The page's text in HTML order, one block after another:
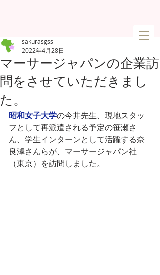
マーサージャパンの企業訪
問をさせていただきまし
た。
sakurasgss
2022年4月28日
昭和女子大学の今井先生、現地スタッ
フとして再派遣される予定の笹瀬さ
ん、学生インターンとして活躍する奈
良澤さんらが、マーサージャパン社
（東京）を訪問しました。